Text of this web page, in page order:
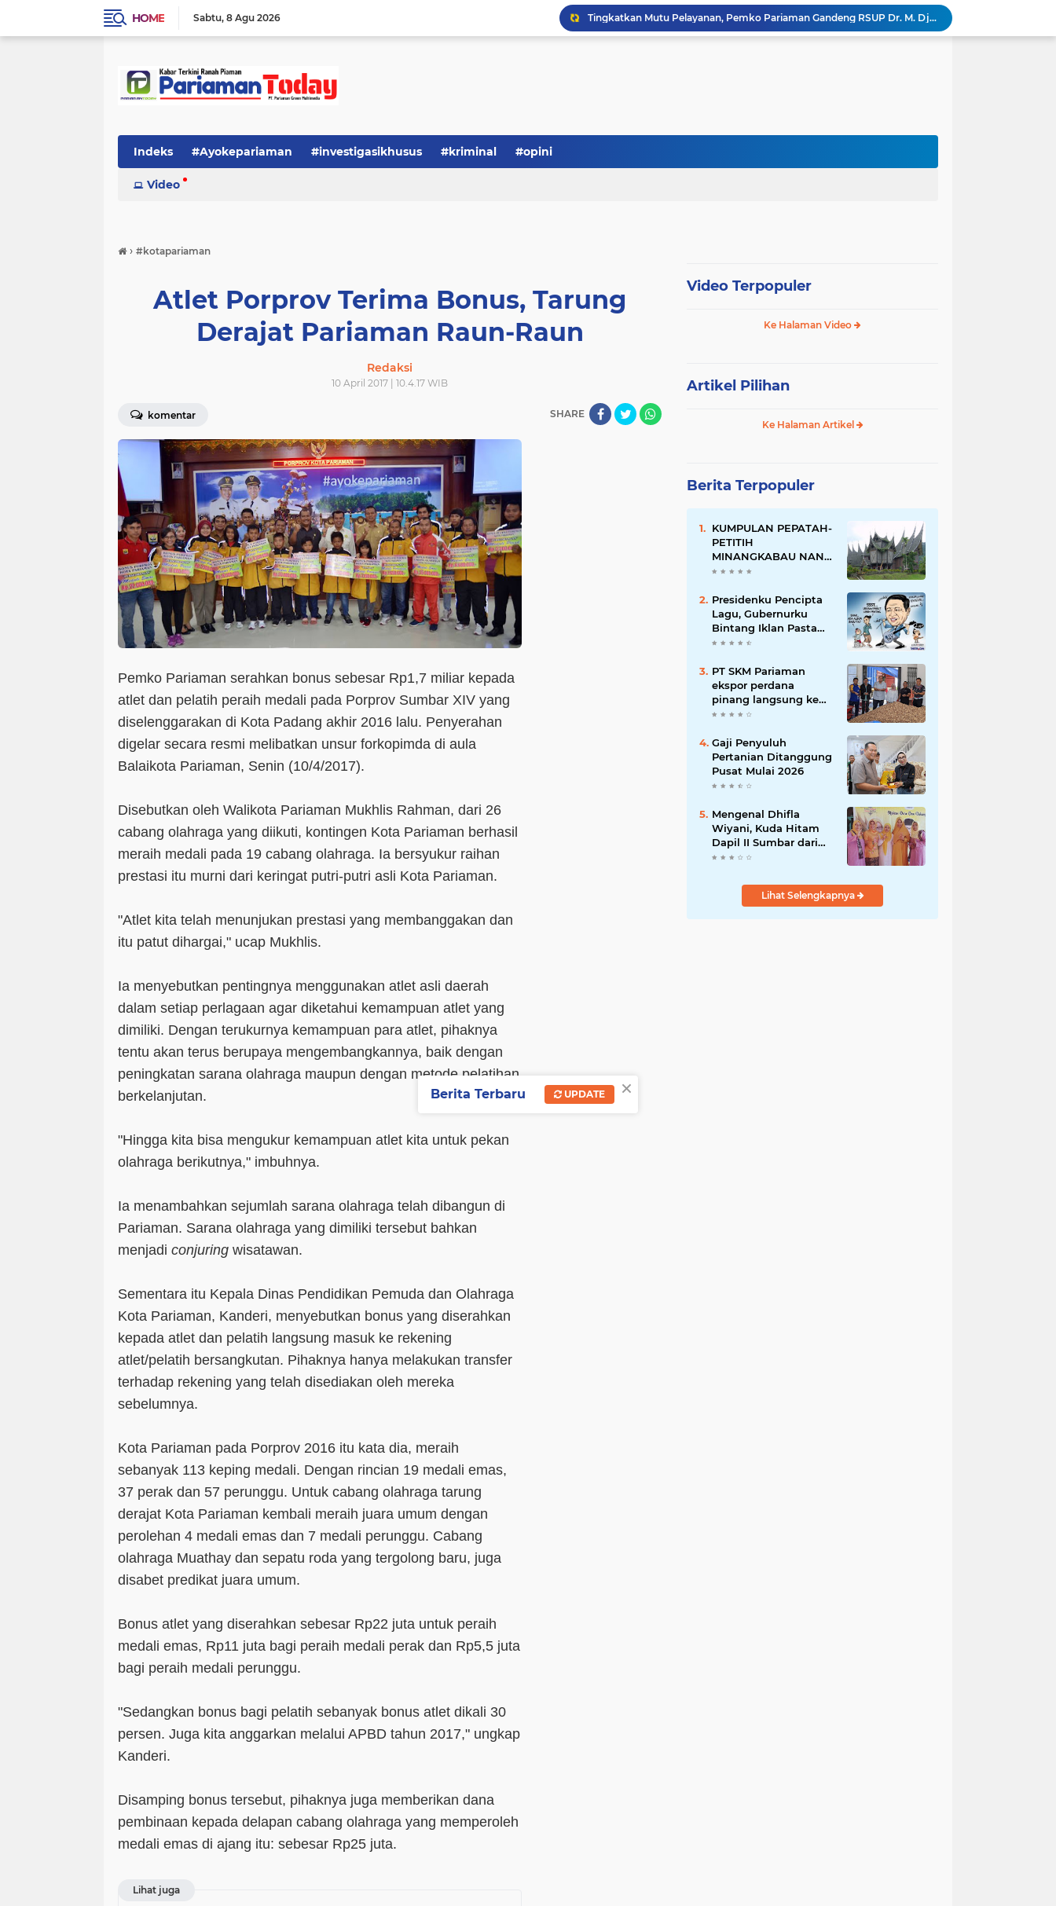
HOME Sabtu 8 Agu 2026
Serba-serbi: Tokoh Publik, Citra Publik
Wali Kota Pariaman Lepas Kontingen Pramuka ke Jambore Nasional XII di Cibubur
SEPEDA TANTE, Inovasi Digital Pemko Pariaman Percepat Pendaftaran Tanda Tangan Elektronik
Indeks #Ayokepariaman #investigasikhusus #kriminal #opini
Video
› #kotapariaman
Atlet Porprov Terima Bonus, Tarung
Derajat Pariaman Raun-Raun
Redaksi
10 April 2017 | 10.4.17 WIB
komentar SHARE
Pemko Pariaman serahkan bonus sebesar Rp1,7 miliar kepada
atlet dan pelatih peraih medali pada Porprov Sumbar XIV yang
diselenggarakan di Kota Padang akhir 2016 lalu. Penyerahan
digelar secara resmi melibatkan unsur forkopimda di aula
Balaikota Pariaman, Senin (10/4/2017).
Disebutkan oleh Walikota Pariaman Mukhlis Rahman, dari 26
cabang olahraga yang diikuti, kontingen Kota Pariaman berhasil
meraih medali pada 19 cabang olahraga. Ia bersyukur raihan
prestasi itu murni dari keringat putri-putri asli Kota Pariaman.
"Atlet kita telah menunjukan prestasi yang membanggakan dan
itu patut dihargai," ucap Mukhlis.
Ia menyebutkan pentingnya menggunakan atlet asli daerah
dalam setiap perlagaan agar diketahui kemampuan atlet yang
dimiliki. Dengan terukurnya kemampuan para atlet, pihaknya
tentu akan terus berupaya mengembangkannya, baik dengan
peningkatan sarana olahraga maupun dengan metode pelatihan
berkelanjutan.
"Hingga kita bisa mengukur kemampuan atlet kita untuk pekan
olahraga berikutnya," imbuhnya.
Ia menambahkan sejumlah sarana olahraga telah dibangun di
Pariaman. Sarana olahraga yang dimiliki tersebut bahkan
menjadi conjuring wisatawan.
Sementara itu Kepala Dinas Pendidikan Pemuda dan Olahraga
Kota Pariaman, Kanderi, menyebutkan bonus yang diserahkan
kepada atlet dan pelatih langsung masuk ke rekening
atlet/pelatih bersangkutan. Pihaknya hanya melakukan transfer
terhadap rekening yang telah disediakan oleh mereka
sebelumnya.
Kota Pariaman pada Porprov 2016 itu kata dia, meraih
sebanyak 113 keping medali. Dengan rincian 19 medali emas,
37 perak dan 57 perunggu. Untuk cabang olahraga tarung
derajat Kota Pariaman kembali meraih juara umum dengan
perolehan 4 medali emas dan 7 medali perunggu. Cabang
olahraga Muathay dan sepatu roda yang tergolong baru, juga
disabet predikat juara umum.
Bonus atlet yang diserahkan sebesar Rp22 juta untuk peraih
medali emas, Rp11 juta bagi peraih medali perak dan Rp5,5 juta
bagi peraih medali perunggu.
"Sedangkan bonus bagi pelatih sebanyak bonus atlet dikali 30
persen. Juga kita anggarkan melalui APBD tahun 2017," ungkap
Kanderi.
Disamping bonus tersebut, pihaknya juga memberikan dana
pembinaan kepada delapan cabang olahraga yang memperoleh
medali emas di ajang itu: sebesar Rp25 juta.
Lihat juga
Video Terpopuler
Ke Halaman Video
Artikel Pilihan
Ke Halaman Artikel
Berita Terpopuler
KUMPULAN PEPATAH-
PETITIH
MINANGKABAU NAN
ELOK
Presidenku Pencipta
Lagu, Gubernurku
Bintang Iklan Pasta
Gigi
PT SKM Pariaman
ekspor perdana
pinang langsung ke
India
Gaji Penyuluh
Pertanian Ditanggung
Pusat Mulai 2026
Mengenal Dhifla
Wiyani, Kuda Hitam
Dapil II Sumbar dari
Golkar
Lihat Selengkapnya
×
Berita Terbaru UPDATE